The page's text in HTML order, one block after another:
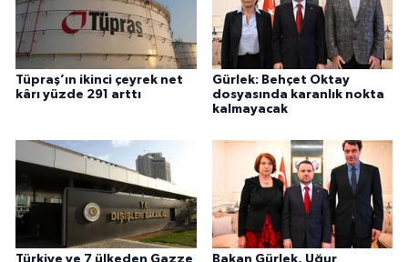
Tüpraş’ın ikinci çeyrek net
kârı yüzde 291 arttı
Gürlek: Behçet Oktay
dosyasında karanlık nokta
kalmayacak
Türkiye ve 7 ülkeden Gazze
Bakan Gürlek, Uğur